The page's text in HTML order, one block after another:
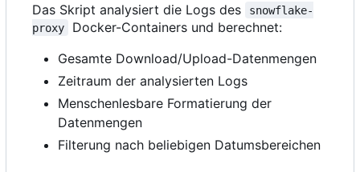
Das Skript analysiert die Logs des
snowflake-
proxy
Docker-Containers und berechnet:
Gesamte Download/Upload-Datenmengen
Zeitraum der analysierten Logs
Menschenlesbare Formatierung der
Datenmengen
Filterung nach beliebigen Datumsbereichen